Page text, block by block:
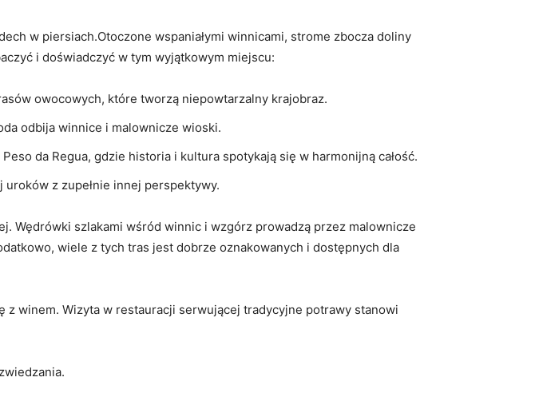
w piersiach.Otoczone wspaniałymi​ winnicami, ‌strome ⁤zbocza doliny
i doświadczyć w tym⁣ wyjątkowym miejscu:
owocowych, które tworzą niepowtarzalny krajobraz.
odbija ‌winnice i malownicze wioski.
da Regua,​ gdzie historia i kultura spotykają się w harmonijną całość.
z zupełnie innej perspektywy.
Wędrówki szlakami⁣ wśród winnic i​ wzgórz prowadzą‍ przez malownicze
wiele z tych tras⁢ jest dobrze oznakowanych ‍i dostępnych⁢ dla⁢
z winem. ​Wizyta w restauracji​ serwującej tradycyjne ⁤potrawy stanowi